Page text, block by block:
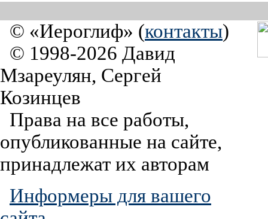
© «Иероглиф» (контакты)
© 1998-2026 Давид
Мзареулян, Сергей
Козинцев
Права на все работы,
опубликованные на сайте,
принадлежат их авторам
Информеры для вашего